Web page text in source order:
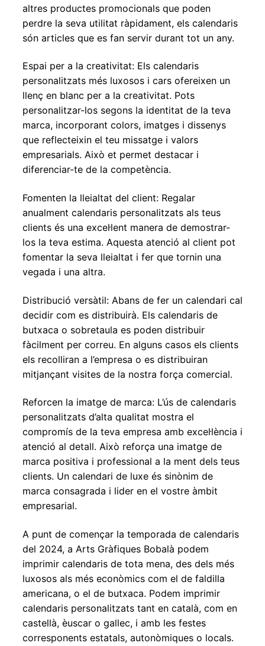
altres productes promocionals que poden
perdre la seva utilitat ràpidament, els calendaris
són articles que es fan servir durant tot un any.
Espai per a la creativitat: Els calendaris
personalitzats més luxosos i cars ofereixen un
llenç en blanc per a la creativitat. Pots
personalitzar-los segons la identitat de la teva
marca, incorporant colors, imatges i dissenys
que reflecteixin el teu missatge i valors
empresarials. Això et permet destacar i
diferenciar-te de la competència.
Fomenten la lleialtat del client: Regalar
anualment calendaris personalitzats als teus
clients és una excel·lent manera de demostrar-
los la teva estima. Aquesta atenció al client pot
fomentar la seva lleialtat i fer que tornin una
vegada i una altra.
Distribució versàtil: Abans de fer un calendari cal
decidir com es distribuirà. Els calendaris de
butxaca o sobretaula es poden distribuir
fàcilment per correu. En alguns casos els clients
els recolliran a l’empresa o es distribuiran
mitjançant visites de la nostra força comercial.
Reforcen la imatge de marca: L’ús de calendaris
personalitzats d’alta qualitat mostra el
compromís de la teva empresa amb excel·lència i
atenció al detall. Això reforça una imatge de
marca positiva i professional a la ment dels teus
clients. Un calendari de luxe és sinònim de
marca consagrada i lider en el vostre àmbit
empresarial.
A punt de començar la temporada de calendaris
del 2024, a Arts Gràfiques Bobalà podem
imprimir calendaris de tota mena, des dels més
luxosos als més econòmics com el de faldilla
americana, o el de butxaca. Podem imprimir
calendaris personalitzats tant en català, com en
castellà, èuscar o gallec, i amb les festes
corresponents estatals, autonòmiques o locals.